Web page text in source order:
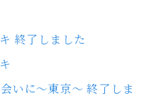
終了しました
いに～東京～ 終了しま